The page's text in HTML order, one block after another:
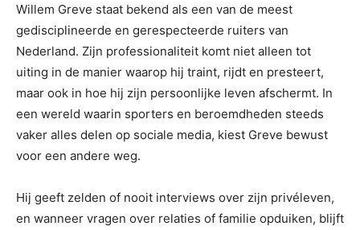
Willem Greve staat bekend als een van de meest
gedisciplineerde en gerespecteerde ruiters van
Nederland. Zijn professionaliteit komt niet alleen tot
uiting in de manier waarop hij traint, rijdt en presteert,
maar ook in hoe hij zijn persoonlijke leven afschermt. In
een wereld waarin sporters en beroemdheden steeds
vaker alles delen op sociale media, kiest Greve bewust
voor een andere weg.
Hij geeft zelden of nooit interviews over zijn privéleven,
en wanneer vragen over relaties of familie opduiken, blijft